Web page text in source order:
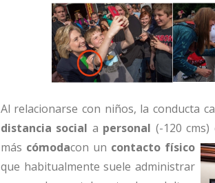
Al relacionarse con niños, la conducta
distancia social a personal (-120 cms)
más cómodacon un contacto físico
que habitualmente suele administrar